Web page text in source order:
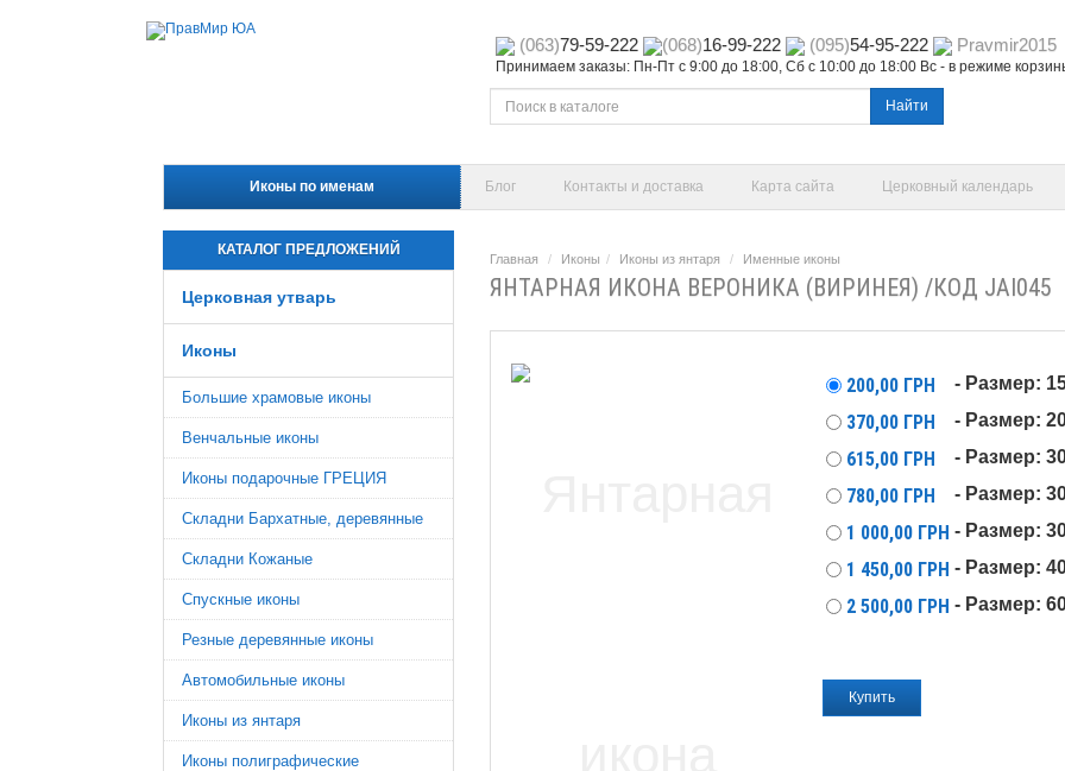
(063)79-59-222 (068)16-99-222 (095)54-95-222 Pravmir2015
Принимаем заказы: Пн-Пт с 9:00 до 18:00, Сб с 10:00 до 18:00 Вс - в режиме
Найти
Иконы по именам Блог Контакты и доставка Карта сайта Церковный календарь
КАТАЛОГ ПРЕДЛОЖЕНИЙ
Церковная утварь
Иконы
Большие храмовые иконы
Венчальные иконы
Иконы подарочные ГРЕЦИЯ
Складни Бархатные, деревянные
Складни Кожаные
Спускные иконы
Резные деревянные иконы
Автомобильные иконы
Иконы из янтаря
Иконы полиграфические
Главная Иконы Иконы из янтаря Именные иконы
ЯНТАРНАЯ ИКОНА ВЕРОНИКА (ВИРИНЕЯ) /КОД JAI045
200,00 ГРН - Размер:
370,00 ГРН - Размер:
615,00 ГРН - Размер:
780,00 ГРН - Размер:
1 000,00 ГРН - Размер:
1 450,00 ГРН - Размер:
2 500,00 ГРН - Размер: